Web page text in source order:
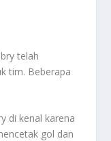
telah
tim. Beberapa
di kenal karena
gol dan